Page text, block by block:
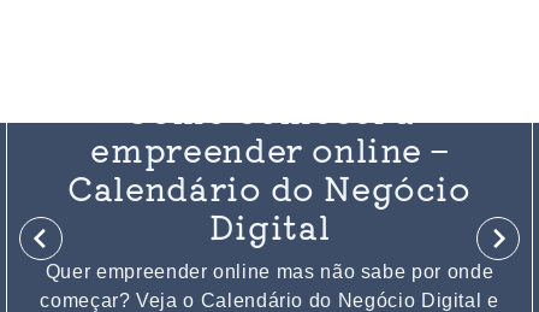
empreender online –
Calendário do Negócio
Digital
Quer empreender online mas não sabe por onde
começar? Veja o Calendário do Negócio Digital e